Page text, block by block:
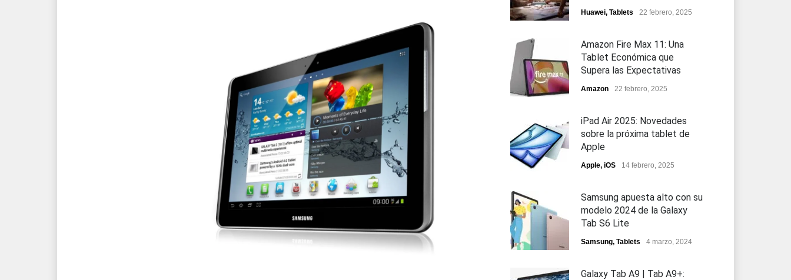
Huawei, Tablets 22 febrero, 2025
Amazon Fire Max 11: Una
Tablet Económica que
Supera las Expectativas
Amazon 22 febrero, 2025
iPad Air 2025: Novedades
sobre la próxima tablet de
Apple
Apple, iOS 14 febrero, 2025
Samsung apuesta alto con su
modelo 2024 de la Galaxy
Tab S6 Lite
Samsung, Tablets 4 marzo, 2024
Galaxy Tab A9 | Tab A9+: